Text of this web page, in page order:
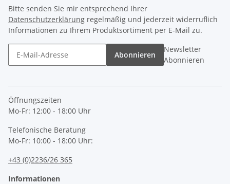
Bitte senden Sie mir entsprechend Ihrer
Datenschutzerklärung regelmäßig und jederzeit widerruflich
Informationen zu Ihrem Produktsortiment per E-Mail zu.
Abonnieren
Newsletter
Abonnieren
Öffnungszeiten
Mo-Fr: 12:00 - 18:00 Uhr
Telefonische Beratung
Mo-Fr: 10:00 - 18:00 Uhr:
+43 (0)2236/26 365
Informationen